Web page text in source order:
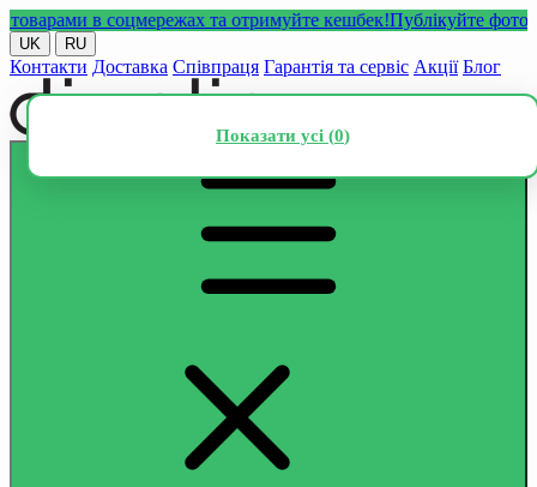
в соцмережах та отримуйте кешбек!Публікуйте фото або
UK RU
Контакти Доставка Співпраця Гарантія та сервіс Акції Блог
Показати усі (0)